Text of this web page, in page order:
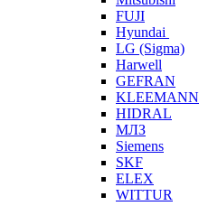
FUJI
Hyundai
LG (Sigma)
Harwell
GEFRAN
KLEEMANN
HIDRAL
МЛЗ
Siemens
SKF
ELEX
WITTUR